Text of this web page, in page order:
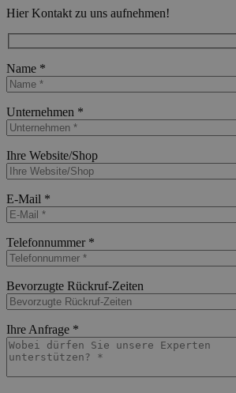
Hier Kontakt zu uns aufnehmen!
Name *
Unternehmen *
Ihre Website/Shop
E-Mail *
Telefonnummer *
Bevorzugte Rückruf-Zeiten
Ihre Anfrage *